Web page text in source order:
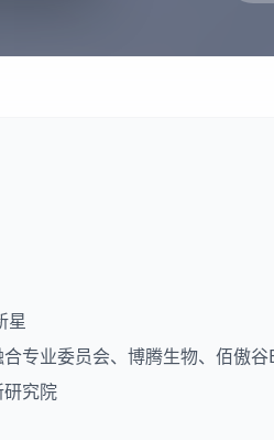
星
专业委员会、博腾生物、佰傲
究院